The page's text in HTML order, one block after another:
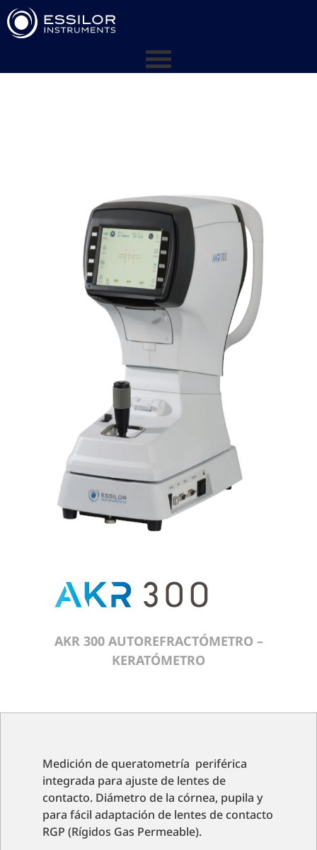
AKR 300 AUTOREFRACTÓMETRO –
KERATÓMETRO
Medición de queratometría periférica
integrada para ajuste de lentes de
contacto. Diámetro de la córnea, pupila y
para fácil adaptación de lentes de contacto
RGP (Rígidos Gas Permeable).